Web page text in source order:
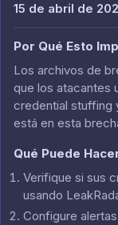
15 de abril de
Por Qué Esto
Los archivos de
que los atacantes
credential stuffing
está en esta
Qué Puede
Verifique si sus
usando
Configure